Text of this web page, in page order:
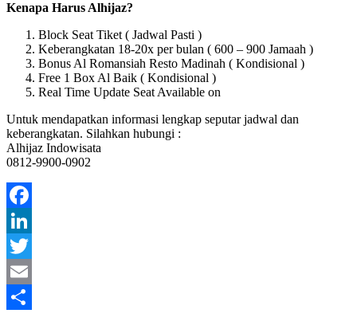
Kenapa Harus Alhijaz?
Block Seat Tiket ( Jadwal Pasti )
Keberangkatan 18-20x per bulan ( 600 – 900 Jamaah )
Bonus Al Romansiah Resto Madinah ( Kondisional )
Free 1 Box Al Baik ( Kondisional )
Real Time Update Seat Available on
Untuk mendapatkan informasi lengkap seputar jadwal dan
keberangkatan. Silahkan hubungi :
Alhijaz Indowisata
0812-9900-0902
Facebook
LinkedIn
Twitter
Email